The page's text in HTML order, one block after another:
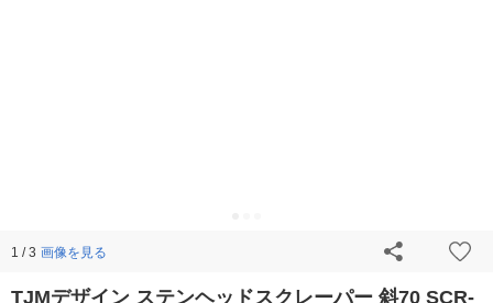
1 / 3 画像を見る
TJMデザイン ステンヘッドスクレーパー 斜70 SCR-